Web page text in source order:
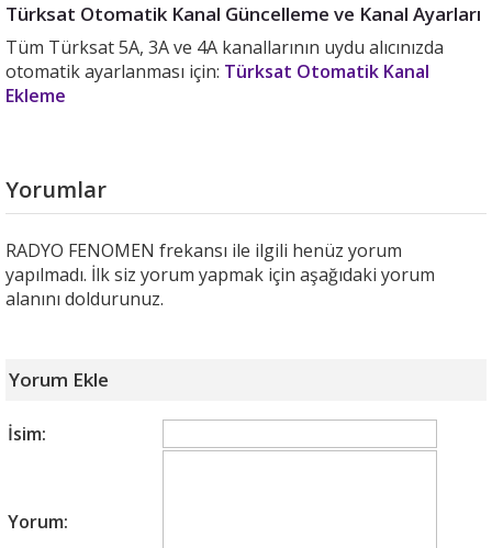
Türksat Otomatik Kanal Güncelleme ve Kanal Ayarları
Tüm Türksat 5A, 3A ve 4A kanallarının uydu alıcınızda
otomatik ayarlanması için: Türksat Otomatik Kanal
Ekleme
Yorumlar
RADYO FENOMEN frekansı ile ilgili henüz yorum
yapılmadı. İlk siz yorum yapmak için aşağıdaki yorum
alanını doldurunuz.
Yorum Ekle
İsim:
Yorum: